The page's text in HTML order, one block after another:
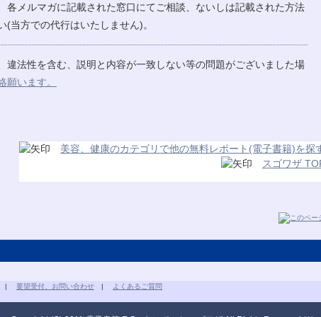
各メルマガに記載された窓口にてご相談、ないしは記載された方法
当方での代行はいたしません)。
違法性を含む、説明と内容が一致しない等の問題がございました場
願います。
美容、健康のカテゴリで他の無料レポート(電子書籍)を探
スゴワザ
要望受付、お問い合わせ よくあるご質問